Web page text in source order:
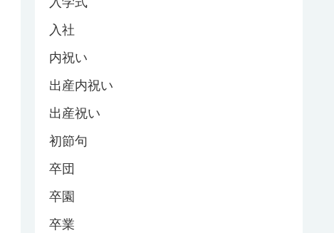
入社
内祝い
出産内祝い
出産祝い
初節句
卒団
卒園
卒業